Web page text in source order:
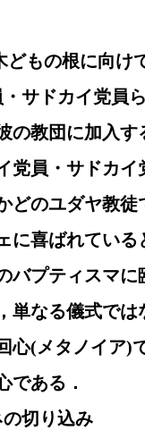
どもの根に向け
・サドカイ党員
教団に加入す
党員・サドカ
どのユダヤ教
に喜ばれてい
バプティスマ
単なる儀式で
心(メタノイア)
である．
の切り込み